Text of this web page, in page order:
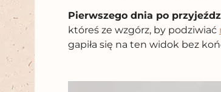
Pierwszego dnia po
któreś ze wzgórz, by podziwiać
gapiła się na ten widok bez